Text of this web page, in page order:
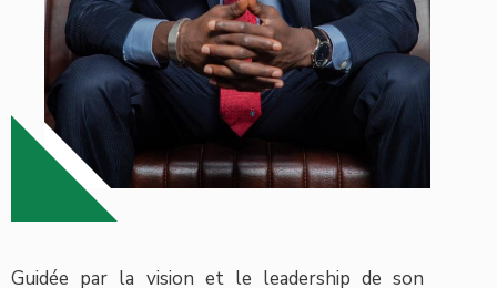
Guidée par la vision et le leadership de son